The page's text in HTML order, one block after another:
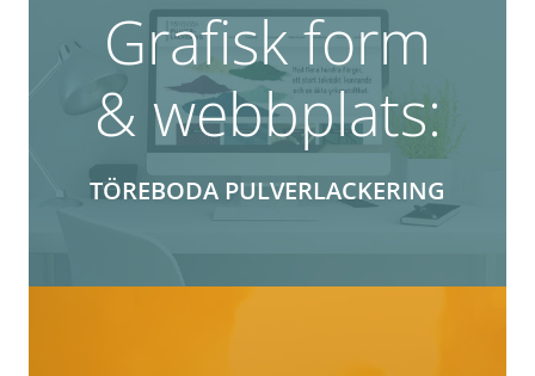
Grafisk form
& webbplats:
TÖREBODA PULVERLACKERING